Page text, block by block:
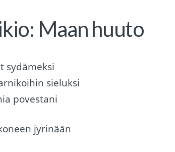
Maan huuto
sydämeksi
sieluksi
povestani
jyrinään